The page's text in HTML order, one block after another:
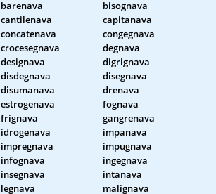
barenava
bisognava
cantilenava
capitanava
concatenava
congegnava
crocesegnava
degnava
designava
digrignava
disdegnava
disegnava
disumanava
drenava
estrogenava
fognava
frignava
gangrenava
idrogenava
impanava
impregnava
impugnava
infognava
ingegnava
insegnava
intanava
legnava
malignava